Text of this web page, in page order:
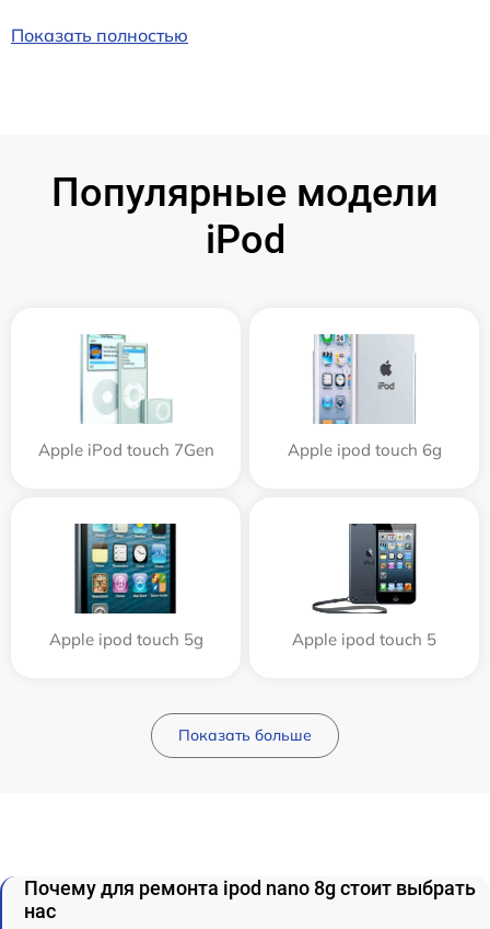
Показать полностью
Популярные модели
iPod
Apple iPod touch 7Gen Apple ipod touch 6g
Apple ipod touch 5g Apple ipod touch 5
Показать больше
Почему для ремонта ipod nano 8g стоит выбрать
нас